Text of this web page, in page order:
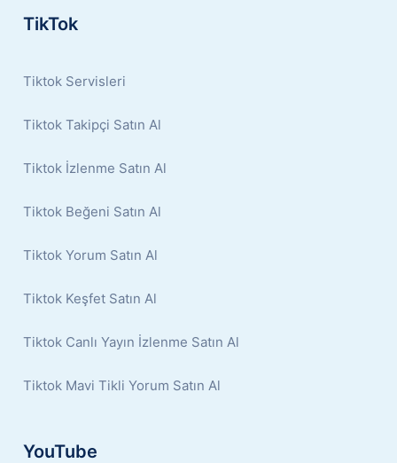
TikTok
Tiktok Servisleri
Tiktok Takipçi Satın Al
Tiktok İzlenme Satın Al
Tiktok Beğeni Satın Al
Tiktok Yorum Satın Al
Tiktok Keşfet Satın Al
Tiktok Canlı Yayın İzlenme Satın Al
Tiktok Mavi Tikli Yorum Satın Al
YouTube